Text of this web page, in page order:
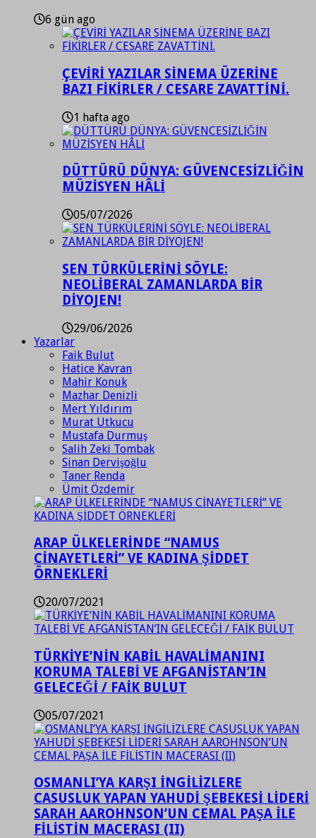
6 gün ago
ÇEVİRİ YAZILAR SİNEMA ÜZERİNE
BAZI FİKİRLER / CESARE ZAVATTİNİ.
1 hafta ago
DÜTTÜRÜ DÜNYA: GÜVENCESİZLİĞİN
MÜZİSYEN HÂLİ
05/07/2026
SEN TÜRKÜLERİNİ SÖYLE:
NEOLİBERAL ZAMANLARDA BİR
DİYOJEN!
29/06/2026
Yazarlar
Faik Bulut
Hatice Kavran
Mahir Konuk
Mazhar Denizli
Mert Yıldırım
Murat Utkucu
Mustafa Durmuş
Salih Zeki Tombak
Sinan Dervişoğlu
Taner Renda
Ümit Özdemir
ARAP ÜLKELERİNDE “NAMUS
CİNAYETLERİ” VE KADINA ŞİDDET
ÖRNEKLERİ
20/07/2021
TÜRKİYE’NİN KABİL HAVALİMANINI
KORUMA TALEBİ VE AFGANİSTAN’IN
GELECEĞİ / FAİK BULUT
05/07/2021
OSMANLI’YA KARŞI İNGİLİZLERE
CASUSLUK YAPAN YAHUDİ ŞEBEKESİ LİDERİ
SARAH AAROHNSON’UN CEMAL PAŞA İLE
FİLİSTİN MACERASI (II)